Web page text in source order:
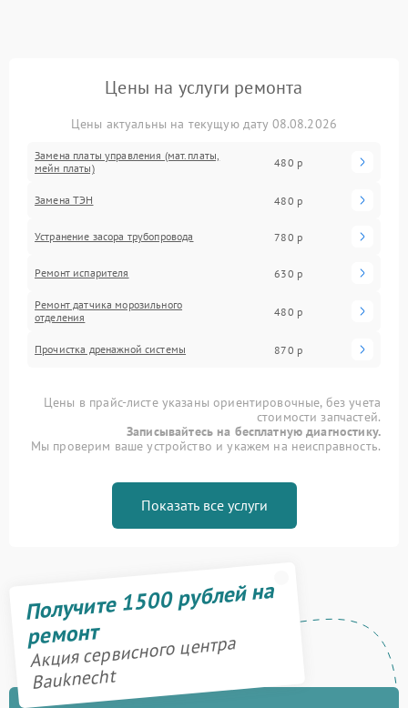
Цены на услуги ремонта
Цены актуальны на текущую дату 08.08.2026
Замена платы управления (мат.платы,
мейн платы)
480 р
Замена ТЭН 480 р
Устранение засора трубопровода 780 р
Ремонт испарителя 630 р
Ремонт датчика морозильного
отделения
480 р
Прочистка дренажной системы 870 р
Цены в прайс-листе указаны ориентировочные, без учета
стоимости запчастей.
Записывайтесь на бесплатную диагностику.
Мы проверим ваше устройство и укажем на неисправность.
Показать все услуги
Получите 1500 рублей на
ремонт
Акция сервисного центра
Bauknecht